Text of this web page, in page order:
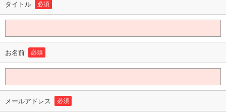
タイトル 必須
お名前 必須
メールアドレス 必須